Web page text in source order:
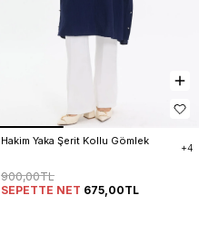
Hakim Yaka Şerit Kollu Gömlek
+4
900,00TL
SEPETTE NET 675,00TL